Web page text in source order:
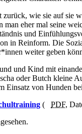
wie sie auf sie
eher mal seine
und
in Reinform. Die
weiter geben
und Kind mit
oder Butch kleine
Einsatz von Hunden
( PDF,